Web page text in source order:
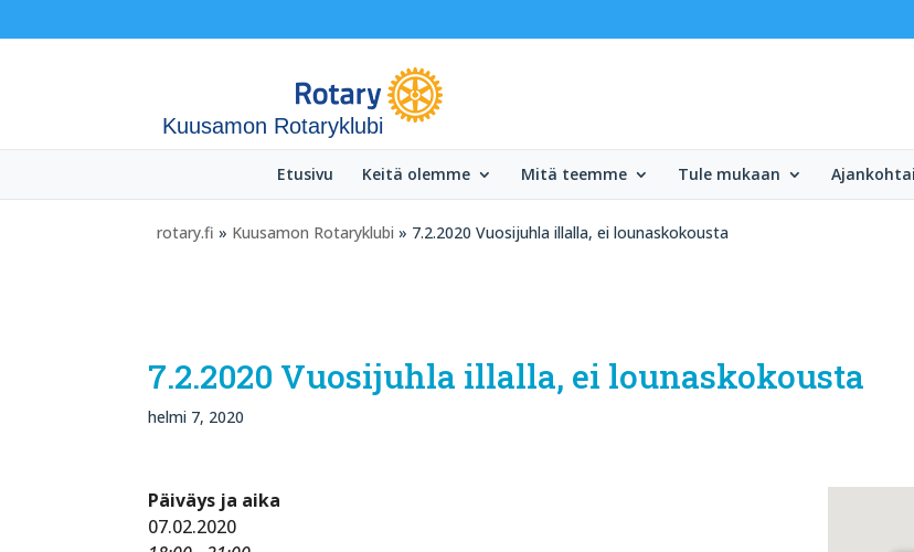
Kuusamon Rotaryklubi
Etusivu Keitä olemme Mitä teemme Tule mukaan
rotary.fi » Kuusamon Rotaryklubi » 7.2.2020 Vuosijuhla illalla, ei lounaskokousta
7.2.2020 Vuosijuhla illalla, ei lounaskokousta
helmi 7, 2020
Päiväys ja aika
07.02.2020